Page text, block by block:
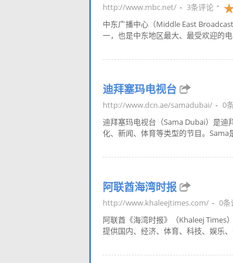
http://www.mbc.net/ 3条评论
中东广播中心（Middle East
一，也是中东地区最大、最受欢迎的
迪拜塞玛电视台
http://www.dcn.ae/samadubai/ 0
迪拜塞玛电视台（Sama Dubai）是
化、新闻、体育等类型的节目。Sama
阿联酋海湾时报
http://www.khaleejtimes.com/ 0条
阿联酋《海湾时报》（Khaleej Times
提供国内、经济、体育、科技、娱乐